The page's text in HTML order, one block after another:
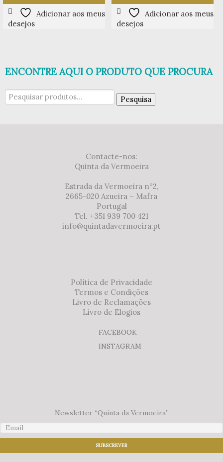
Adicionar aos meus
desejos
Adicionar aos meus
desejos
ENCONTRE AQUI O PRODUTO QUE PROCURA
Pesquisar
por:
Pesquisa
Contacte-nos:
Quinta da Vermoeira
Estrada da Vermoeira nº2,
2665-020 Azueira – Mafra
Portugal
Tel. +351 939 700 421
info@quintadavermoeira.pt
Política de Privacidade
Termos e Condições
Livro de Reclamações
Livro de Elogios
FACEBOOK
INSTAGRAM
Newsletter “Quinta da Vermoeira”